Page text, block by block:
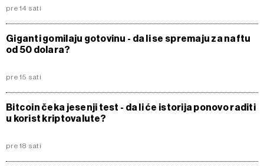
pre 14 sati
Giganti gomilaju gotovinu - da li se spremaju za naftu
od 50 dolara?
pre 15 sati
Bitcoin čeka jesenji test - da li će istorija ponovo raditi
u korist kriptovalute?
pre 18 sati